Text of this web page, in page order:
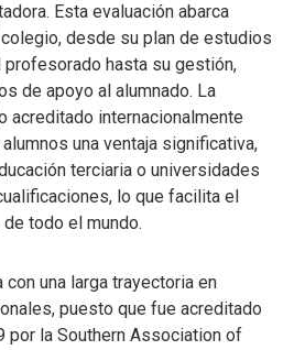
Esta evaluación abarca
desde su plan de estudios
hasta su gestión,
de apoyo al alumnado. La
acreditado internacionalmente
una ventaja significativa,
terciaria o universidades
lo que facilita el
todo el mundo.
una larga trayectoria en
puesto que fue acreditado
por la Southern Association of